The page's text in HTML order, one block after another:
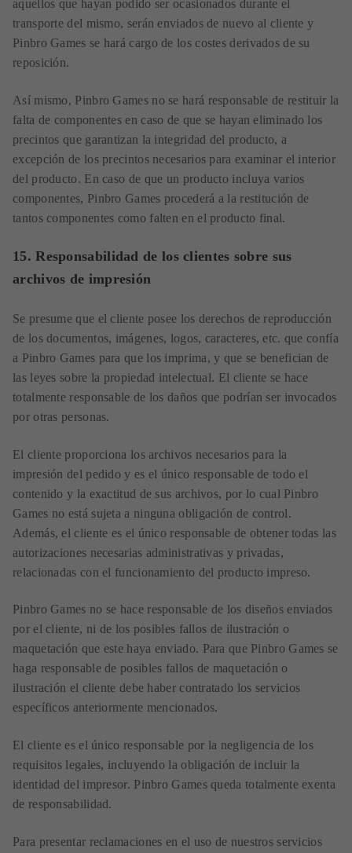
aquellos que hayan podido ser ocasionados durante el
transporte del mismo, serán enviados de nuevo al cliente y
Pinbro Games se hará cargo de los costes derivados de su
reposición.
Así mismo, Pinbro Games no se hará responsable de restituir la
falta de componentes en caso de que se hayan eliminado los
precintos que garantizan la integridad del producto, a
excepción de los precintos necesarios para examinar el interior
del producto. En caso de que un producto incluya varios
componentes, Pinbro Games procederá a la restitución de
tantos componentes como falten en el producto final.
15. Responsabilidad de los clientes sobre sus
archivos de impresión
Se presume que el cliente posee los derechos de reproducción
de los documentos, imágenes, logos, caracteres, etc. que confía
a Pinbro Games para que los imprima, y que se benefician de
las leyes sobre la propiedad intelectual. El cliente se hace
totalmente responsable de los daños que podrían ser invocados
por otras personas.
El cliente proporciona los archivos necesarios para la
impresión del pedido y es el único responsable de todo el
contenido y la exactitud de sus archivos, por lo cual Pinbro
Games no está sujeta a ninguna obligación de control.
Además, el cliente es el único responsable de obtener todas las
autorizaciones necesarias administrativas y privadas,
relacionadas con el funcionamiento del producto impreso.
Pinbro Games no se hace responsable de los diseños enviados
por el cliente, ni de los posibles fallos de ilustración o
maquetación que este haya enviado. Para que Pinbro Games se
haga responsable de posibles fallos de maquetación o
ilustración el cliente debe haber contratado los servicios
específicos anteriormente mencionados.
El cliente es el único responsable por la negligencia de los
requisitos legales, incluyendo la obligación de incluir la
identidad del impresor. Pinbro Games queda totalmente exenta
de responsabilidad.
Para presentar reclamaciones en el uso de nuestros servicios